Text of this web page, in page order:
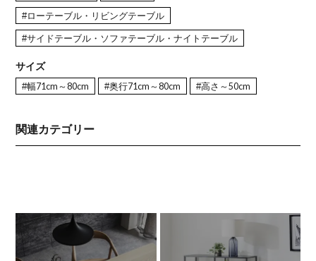
#ローテーブル・リビングテーブル
#サイドテーブル・ソファテーブル・ナイトテーブル
サイズ
#幅71cm～80cm #奥行71cm～80cm #高さ～50cm
関連カテゴリー